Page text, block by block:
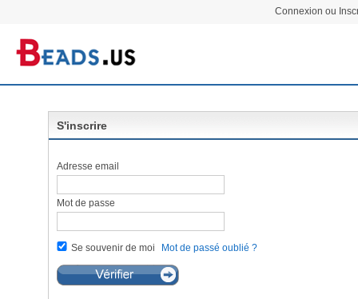
Connexion ou
S'inscrire
Adresse email
Mot de passe
Se souvenir de moi Mot de passé oublié ?